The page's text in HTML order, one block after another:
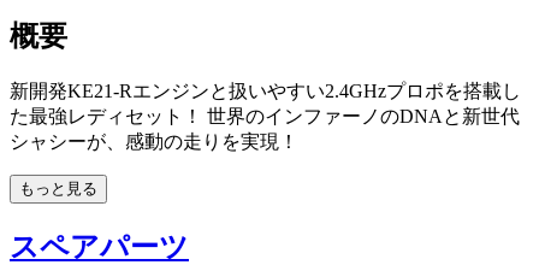
概要
新開発KE21-Rエンジンと扱いやすい2.4GHzプロポを搭載し
た最強レディセット！ 世界のインファーノのDNAと新世代
シャシーが、感動の走りを実現！
もっと見る
スペアパーツ